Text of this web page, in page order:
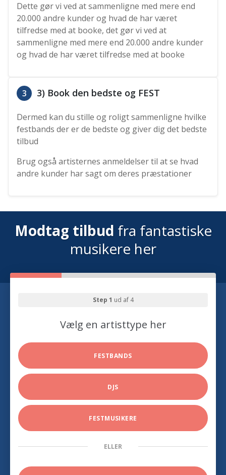
Dette gør vi ved at sammenligne med mere end
20.000 andre kunder og hvad de har været
tilfredse med at booke, det gør vi ved at
sammenligne med mere end 20.000 andre kunder
og hvad de har været tilfredse med at booke
3 3) Book den bedste og FEST
Dermed kan du stille og roligt sammenligne hvilke
festbands der er de bedste og giver dig det bedste
tilbud
Brug også artisternes anmeldelser til at se hvad
andre kunder har sagt om deres præstationer
Modtag tilbud fra fantastiske
musikere her
Step 1 ud af 4
Vælg en artisttype her
FESTBANDS
DJS
FESTMUSIKERE
ELLER